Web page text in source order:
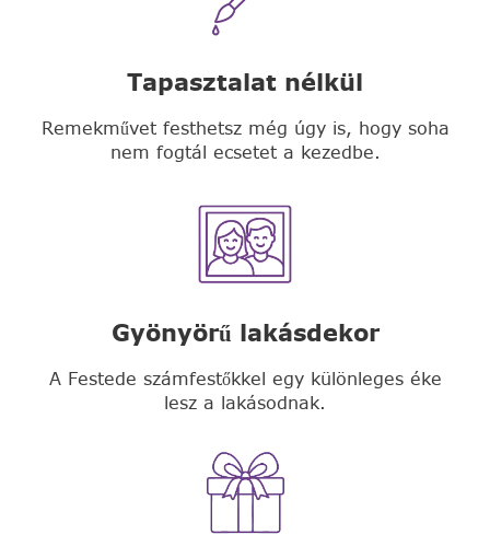
Tapasztalat nélkül
Remekművet festhetsz még úgy is, hogy soha
nem fogtál ecsetet a kezedbe.
Gyönyörű lakásdekor
A Festede számfestőkkel egy különleges éke
lesz a lakásodnak.